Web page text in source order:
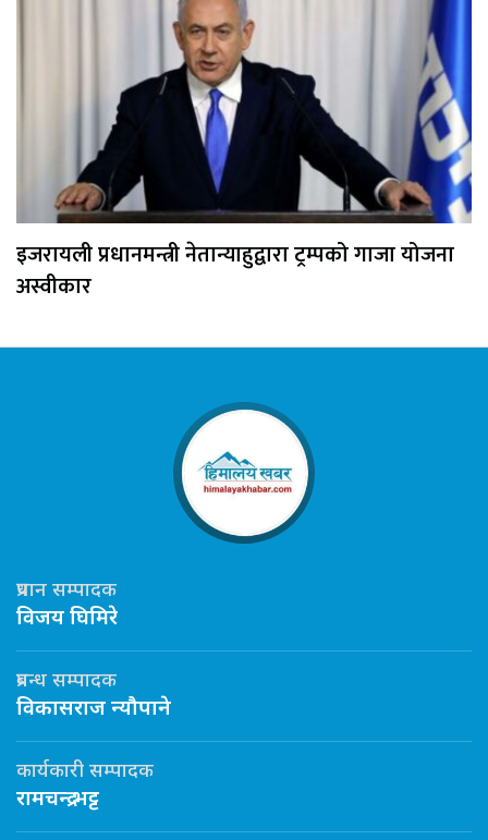
इजरायली प्रधानमन्त्री नेतान्याहुद्वारा ट्रम्पको गाजा योजना
अस्वीकार
प्रधान सम्पादक
विजय घिमिरे
प्रबन्ध सम्पादक
विकासराज न्यौपाने
कार्यकारी सम्पादक
रामचन्द्र भट्ट